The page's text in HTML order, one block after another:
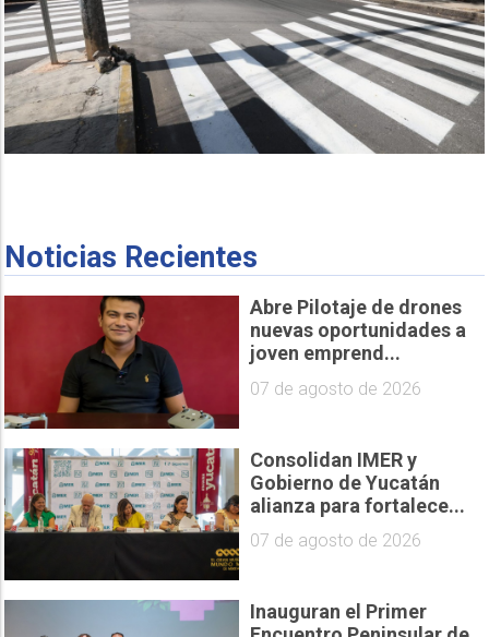
Noticias Recientes
Abre Pilotaje de drones
nuevas oportunidades a
joven emprend...
07 de agosto de 2026
Consolidan IMER y
Gobierno de Yucatán
alianza para fortalece...
07 de agosto de 2026
Inauguran el Primer